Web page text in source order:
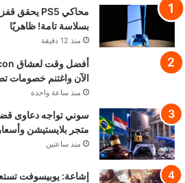
بسلاسة تامة! ظاهريًا
منذ 12 دقيقة
الآن واغتنم خصومات تصل
منذ ساعة واحدة
متجر بلايستيشن
منذ ساعتين